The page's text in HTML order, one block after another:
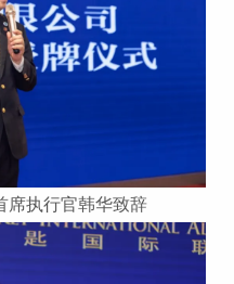
席执行官韩华致辞